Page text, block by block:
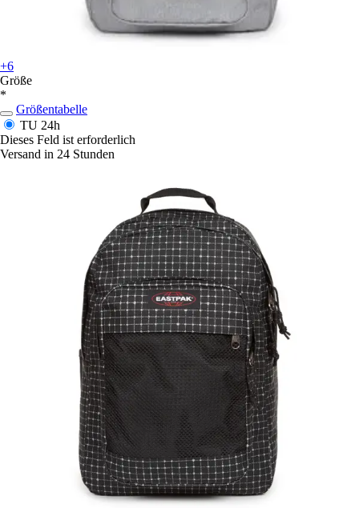
+6
Größe
*
Größentabelle
TU 24h
Dieses Feld ist erforderlich
Versand in 24 Stunden